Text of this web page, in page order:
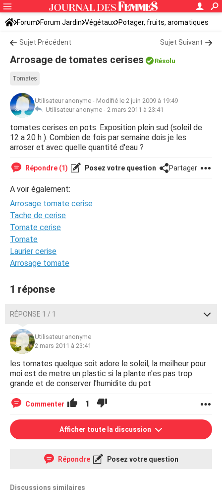
Forum Forum Jardin Végétaux Potager, fruits, aromatiques
Sujet Précédent Sujet Suivant
Arrosage de tomates cerises Résolu
Tomates
Utilisateur anonyme - Modifié le 2 juin 2009 à 19:49
Utilisateur anonyme - 2 mars 2011 à 23:41
tomates cerises en pots. Exposition plein sud (soleil de
12 a 20 h ). Combien de fois par semaine dois je les
arroser et avec quelle quantité d'eau ?
Répondre (1) Posez votre question Partager
A voir également:
Arrosage tomate cerise
Tache de cerise
Tomate cerise
Tomate
Laurier cerise
Arrosage tomate
1 réponse
RÉPONSE 1 / 1
Utilisateur anonyme
2 mars 2011 à 23:41
les tomates quelque soit adore le soleil, la meilheur pour
moi est de metre un plastic si la plante n'es pas trop
grande et de conserver l'humidite du pot
Commenter 1
Afficher toute la discussion
Répondre Posez votre question
Discussions similaires